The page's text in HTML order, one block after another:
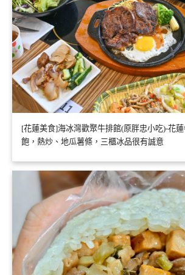
[花蓮美食]海冰灣歡聚牛排館(原胖忠小吃)-花
飽，熱炒、地瓜薯條，三櫃冰品很有誠意